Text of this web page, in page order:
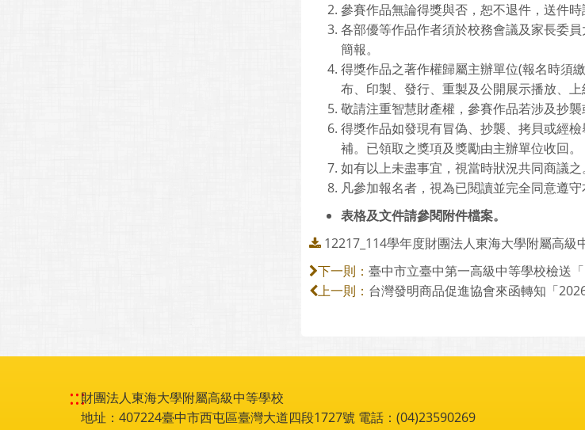
參賽作品無論得獎與否，恕不退件，送件時
各部優等作品作者須於校務會議及家長委
簡報。
得獎作品之著作權歸屬主辦單位(報名時須
布、印製、發行、重製及公開展示播放、
敬請注重智慧財產權，參賽作品若涉及抄
得獎作品如發現有冒偽、抄襲、拷貝或經
補。已領取之獎項及獎勵由主辦單位收回。
如有以上未盡事宜，視當時狀況共同商議之。
凡參加報名者，視為已閱讀並完全同意遵守
表格及文件請參閱附件檔案。
12217_114學年度財團法人東海大學附屬高
下一則： 臺中市立臺中第一高級中等學校檢送
上一則： 台灣發明商品促進協會來函轉知「
:::財團法人東海大學附屬高級中等學校
地址：407224臺中市西屯區臺灣大道四段1727號 電話：(04)23590269